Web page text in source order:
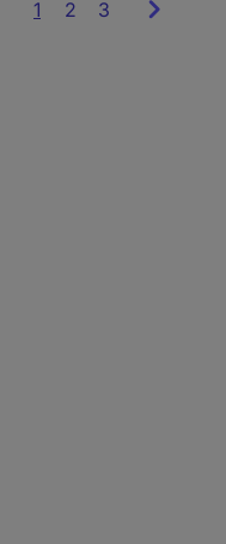
1 Showing
2 3